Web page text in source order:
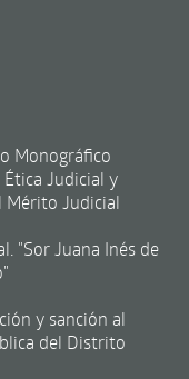
Monográfico
Judicial y
Mérito Judicial
"Sor Juana Inés de
y sanción al
del Distrito